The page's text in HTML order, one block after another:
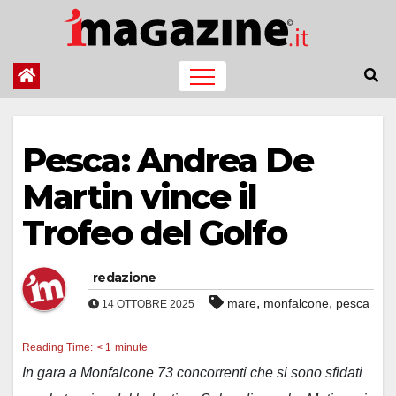
contenuto
Pesca: Andrea De
Martin vince il
Trofeo del Golfo
redazione
14 OTTOBRE 2025 mare, monfalcone, pesca
Reading Time: < 1 minute
In gara a Monfalcone 73 concorrenti che si sono sfidati